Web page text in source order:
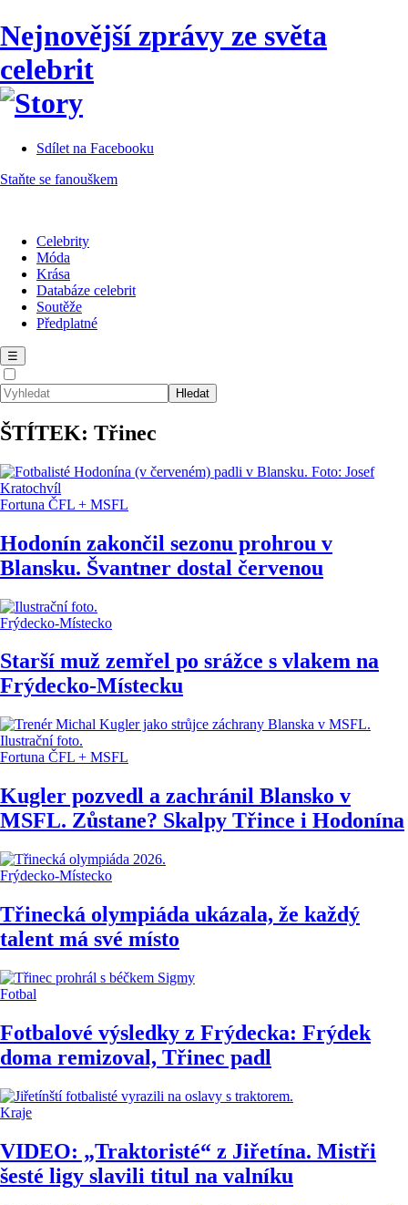
Nejnovější zprávy ze světa
celebrit
Sdílet na Facebooku
Staňte se fanouškem
Celebrity
Móda
Krása
Databáze celebrit
Soutěže
Předplatné
☰
ŠTÍTEK: Třinec
Fortuna ČFL + MSFL
Hodonín zakončil sezonu prohrou v
Blansku. Švantner dostal červenou
Frýdecko-Místecko
Starší muž zemřel po srážce s vlakem na
Frýdecko-Místecku
Fortuna ČFL + MSFL
Kugler pozvedl a zachránil Blansko v
MSFL. Zůstane? Skalpy Třince i Hodonína
Frýdecko-Místecko
Třinecká olympiáda ukázala, že každý
talent má své místo
Fotbal
Fotbalové výsledky z Frýdecka: Frýdek
doma remizoval, Třinec padl
Kraje
VIDEO: „Traktoristé“ z Jiřetína. Mistři
šesté ligy slavili titul na valníku